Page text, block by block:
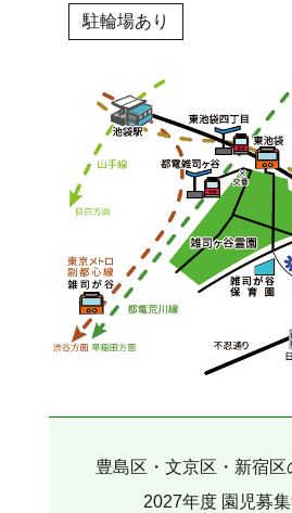
駐輪場あり
豊島区・文京区・新宿区
2027年度 園児募